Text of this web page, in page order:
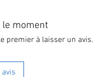
moment
premier à laisser un avis.